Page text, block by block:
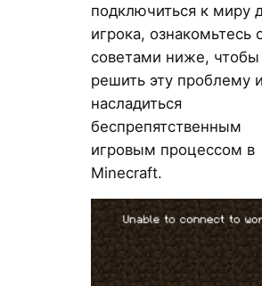
подключиться к миру
игрока, ознакомьтесь
советами ниже, чтобы
решить эту проблему и
насладиться
беспрепятственным
игровым процессом в
Minecraft.